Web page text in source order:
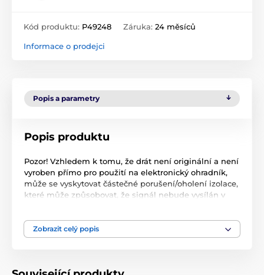
Kód produktu: P49248 Záruka: 24 měsíců
Informace o prodejci
Popis a parametry
Popis produktu
Pozor! Vzhledem k tomu, že drát není originální a není
vyroben přímo pro použití na elektronický ohradník,
může se vyskytovat částečné porušení/oholení izolace,
které může způsobovat, že signál nebude vysílán v
zkontrolujte stav drátu a v případě nalezení takového
místa, jej odstřihněte a drát znovu napojte pomocí
Zobrazit celý popis